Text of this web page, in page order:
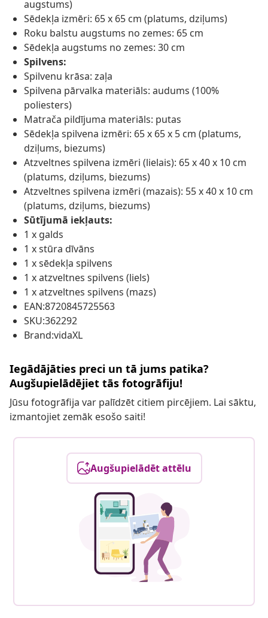
augstums)
Sēdekļa izmēri: 65 x 65 cm (platums, dziļums)
Roku balstu augstums no zemes: 65 cm
Sēdekļa augstums no zemes: 30 cm
Spilvens:
Spilvenu krāsa: zaļa
Spilvena pārvalka materiāls: audums (100%
poliesters)
Matrača pildījuma materiāls: putas
Sēdekļa spilvena izmēri: 65 x 65 x 5 cm (platums,
dziļums, biezums)
Atzveltnes spilvena izmēri (lielais): 65 x 40 x 10 cm
(platums, dziļums, biezums)
Atzveltnes spilvena izmēri (mazais): 55 x 40 x 10 cm
(platums, dziļums, biezums)
Sūtījumā iekļauts:
1 x galds
1 x stūra dīvāns
1 x sēdekļa spilvens
1 x atzveltnes spilvens (liels)
1 x atzveltnes spilvens (mazs)
EAN:8720845725563
SKU:362292
Brand:vidaXL
Iegādājāties preci un tā jums patika?
Augšupielādējiet tās fotogrāfiju!
Jūsu fotogrāfija var palīdzēt citiem pircējiem. Lai sāktu,
izmantojiet zemāk esošo saiti!
Augšupielādēt attēlu